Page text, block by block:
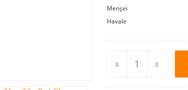
Menşei
Havale